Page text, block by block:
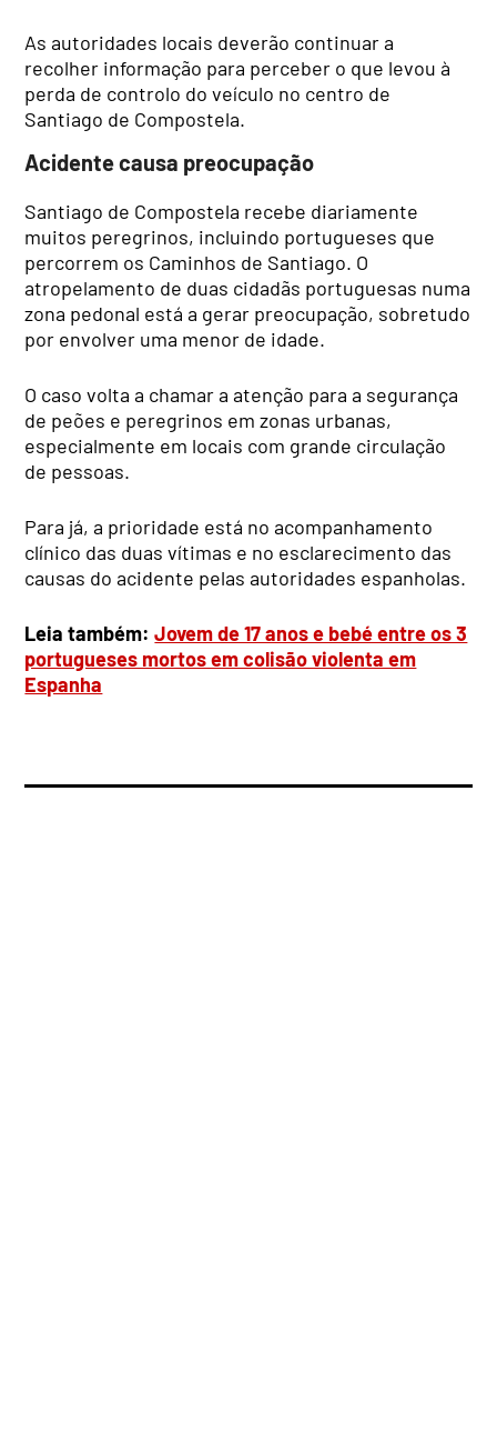
As autoridades locais deverão continuar a
recolher informação para perceber o que levou à
perda de controlo do veículo no centro de
Santiago de Compostela.
Acidente causa preocupação
Santiago de Compostela recebe diariamente
muitos peregrinos, incluindo portugueses que
percorrem os Caminhos de Santiago. O
atropelamento de duas cidadãs portuguesas numa
zona pedonal está a gerar preocupação, sobretudo
por envolver uma menor de idade.
O caso volta a chamar a atenção para a segurança
de peões e peregrinos em zonas urbanas,
especialmente em locais com grande circulação
de pessoas.
Para já, a prioridade está no acompanhamento
clínico das duas vítimas e no esclarecimento das
causas do acidente pelas autoridades espanholas.
Leia também:Jovem de 17 anos e bebé entre os 3
portugueses mortos em colisão violenta em
Espanha